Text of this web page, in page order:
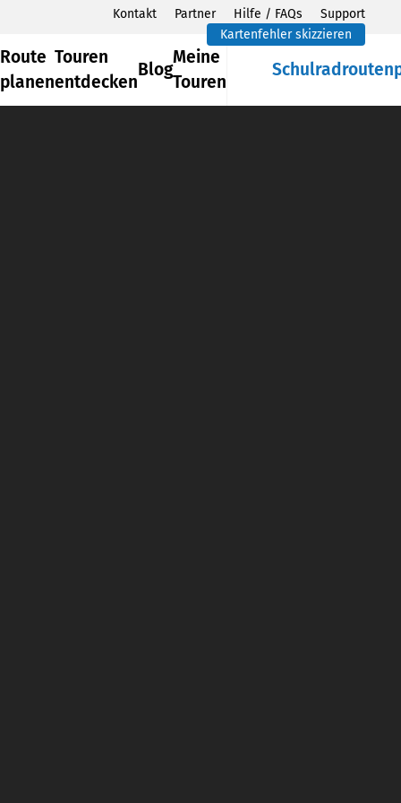
Kontakt Partner Hilfe / FAQs
Support
Kartenfehler skizzieren
Route
planen
Touren
entdecken
Blog
Meine
Touren